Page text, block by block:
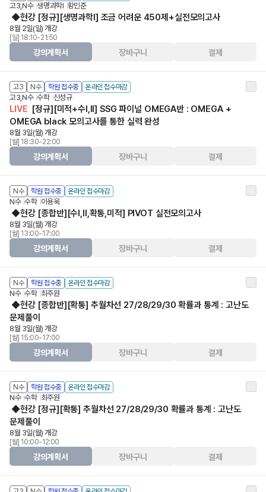
고3,N수 생명과학Ⅰ 황민준
◆현강 [정규][생명과학I] 조금 어려운 450제+실전모의고사
8월 2일(일) 개강
[일] 18:10-21:50
강의계획서 장바구니 결제
고3 N수 학원 접수중 온라인 접수마감
고3,N수 수학 신성규
LIVE [정규][미적+수I,II] SSG 파이널 OMEGA반 : OMEGA +
OMEGA black 모의고사를 통한 실력 완성
8월 3일(월) 개강
[월] 18:30-22:00
강의계획서 장바구니 결제
N수 학원 접수중 온라인 접수마감
N수 수학 이용욱
◆현강 [종합반][수I,II,확통,미적] PIVOT 실전모의고사
8월 3일(월) 개강
[월] 13:00-17:00
강의계획서 장바구니 결제
N수 학원 접수중 온라인 접수마감
N수 수학 최주원
◆현강 [종합반][확통] 추월차선 27/28/29/30 확률과 통계 : 고난도
문제풀이
8월 3일(월) 개강
[월] 15:00-17:00
강의계획서 장바구니 결제
N수 학원 접수중 온라인 접수마감
N수 수학 최주원
◆현강 [정규][확통] 추월차선 27/28/29/30 확률과 통계 : 고난도
문제풀이
8월 3일(월) 개강
[월] 10:00-12:00
강의계획서 장바구니 결제